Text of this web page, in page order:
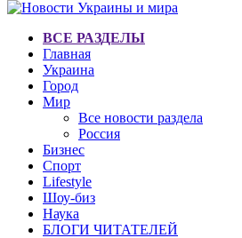
ВСЕ РАЗДЕЛЫ
Главная
Украина
Город
Мир
Все новости раздела
Россия
Бизнес
Спорт
Lifestyle
Шоу-биз
Наука
БЛОГИ ЧИТАТЕЛЕЙ